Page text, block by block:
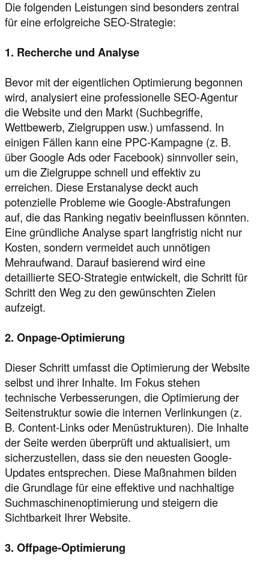
Die folgenden Leistungen sind besonders zentral
für eine erfolgreiche SEO-Strategie:
1. Recherche und Analyse
Bevor mit der eigentlichen Optimierung begonnen
wird, analysiert eine professionelle SEO-Agentur
die Website und den Markt (Suchbegriffe,
Wettbewerb, Zielgruppen usw.) umfassend. In
einigen Fällen kann eine PPC-Kampagne (z. B.
über Google Ads oder Facebook) sinnvoller sein,
um die Zielgruppe schnell und effektiv zu
erreichen. Diese Erstanalyse deckt auch
potenzielle Probleme wie Google-Abstrafungen
auf, die das Ranking negativ beeinflussen könnten.
Eine gründliche Analyse spart langfristig nicht nur
Kosten, sondern vermeidet auch unnötigen
Mehraufwand. Darauf basierend wird eine
detaillierte SEO-Strategie entwickelt, die Schritt für
Schritt den Weg zu den gewünschten Zielen
aufzeigt.
2. Onpage-Optimierung
Dieser Schritt umfasst die Optimierung der Website
selbst und ihrer Inhalte. Im Fokus stehen
technische Verbesserungen, die Optimierung der
Seitenstruktur sowie die internen Verlinkungen (z.
B. Content-Links oder Menüstrukturen). Die Inhalte
der Seite werden überprüft und aktualisiert, um
sicherzustellen, dass sie den neuesten Google-
Updates entsprechen. Diese Maßnahmen bilden
die Grundlage für eine effektive und nachhaltige
Suchmaschinenoptimierung und steigern die
Sichtbarkeit Ihrer Website.
3. Offpage-Optimierung